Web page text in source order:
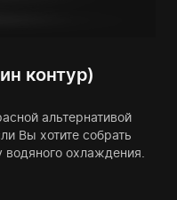
контур)
альтернативой
Вы хотите собрать
охлаждения.